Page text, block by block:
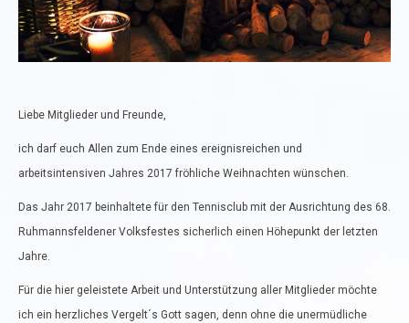
Liebe Mitglieder und Freunde,
ich darf euch Allen zum Ende eines ereignisreichen und
arbeitsintensiven Jahres 2017 fröhliche Weihnachten wünschen.
Das Jahr 2017 beinhaltete für den Tennisclub mit der Ausrichtung des 68.
Ruhmannsfeldener Volksfestes sicherlich einen Höhepunkt der letzten
Jahre.
Für die hier geleistete Arbeit und Unterstützung aller Mitglieder möchte
ich ein herzliches Vergelt´s Gott sagen, denn ohne die unermüdliche